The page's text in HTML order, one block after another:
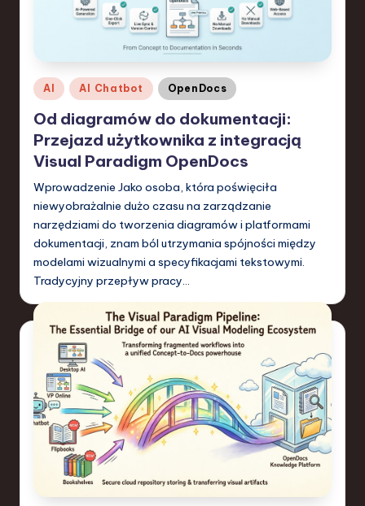
w
a
e
,
T
e
c
h
a
n
Posted
in
AI AI Chatbot OpenDocs
Od diagramów do dokumentacji:
Przejazd użytkownika z integracją
Visual Paradigm OpenDocs
Wprowadzenie Jako osoba, która poświęciła
niewyobrażalnie dużo czasu na zarządzanie
narzędziami do tworzenia diagramów i platformami
dokumentacji, znam ból utrzymania spójności między
modelami wizualnymi a specyfikacjami tekstowymi.
Tradycyjny przepływ pracy…